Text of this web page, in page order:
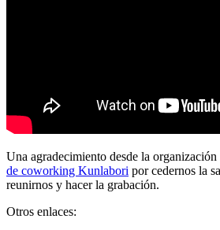
Una agradecimiento desde la organización
de coworking Kunlabori por cedernos la
reunirnos y hacer la grabación.
Otros enlaces: